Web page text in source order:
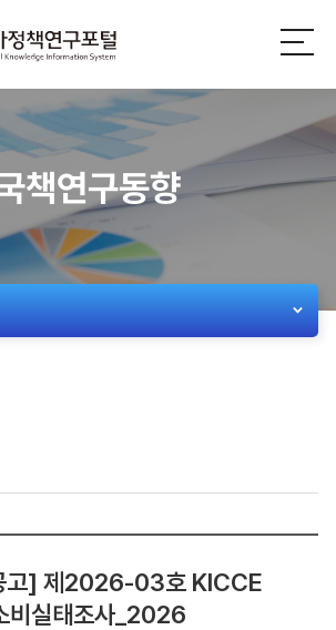
전
메
열
책연구동향
고] 제2026-03호 KICCE
비실태조사_2026